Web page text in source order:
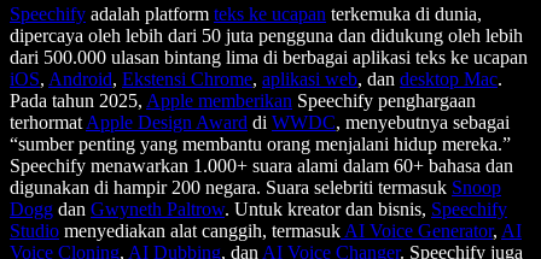
Speechify adalah platform teks ke ucapan terkemuka di dunia,
dipercaya oleh lebih dari 50 juta pengguna dan didukung oleh lebih
dari 500.000 ulasan bintang lima di berbagai aplikasi teks ke ucapan
iOS, Android, Ekstensi Chrome, aplikasi web, dan desktop Mac.
Pada tahun 2025, Apple memberikan Speechify penghargaan
terhormat Apple Design Award di WWDC, menyebutnya sebagai
“sumber penting yang membantu orang menjalani hidup mereka.”
Speechify menawarkan 1.000+ suara alami dalam 60+ bahasa dan
digunakan di hampir 200 negara. Suara selebriti termasuk Snoop
Dogg dan Gwyneth Paltrow. Untuk kreator dan bisnis, Speechify
Studio menyediakan alat canggih, termasuk AI Voice Generator, AI
Voice Cloning, AI Dubbing, dan AI Voice Changer. Speechify juga